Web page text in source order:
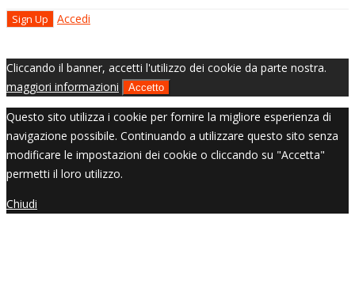
Accedi
Cliccando il banner, accetti l'utilizzo dei cookie da parte nostra.
maggiori informazioni
Accetto
Questo sito utilizza i cookie per fornire la migliore esperienza di
navigazione possibile. Continuando a utilizzare questo sito senza
modificare le impostazioni dei cookie o cliccando su "Accetta"
permetti il loro utilizzo.
Chiudi